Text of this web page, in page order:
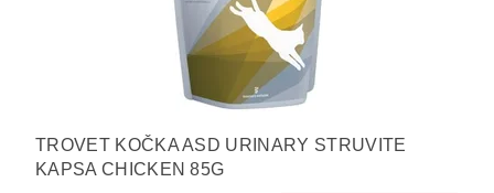
TROVET KOČKA ASD URINARY STRUVITE
KAPSA CHICKEN 85G